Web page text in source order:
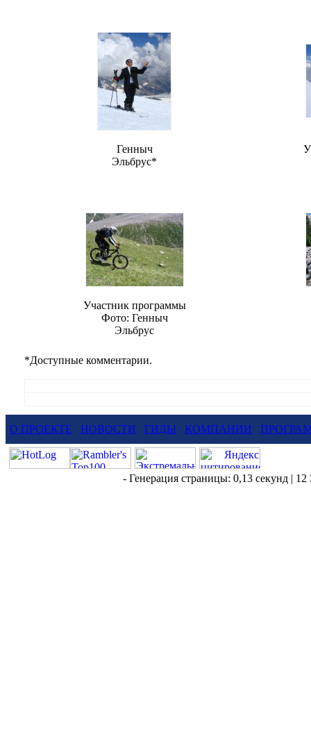
Генныч
Эльбрус*
Участник программы
Фото: Генныч
Эльбрус
*Доступные комментарии.
О ПРОЕКТЕ НОВОСТИ ГИДЫ КОМПАНИИ
- Генерация страницы: 0,13 секунд |